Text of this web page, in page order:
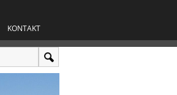
KONTAKT